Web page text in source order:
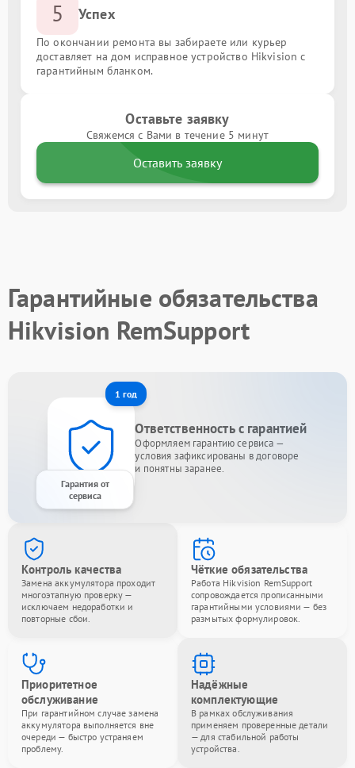
5 Успех
По окончании ремонта вы забираете или курьер
доставляет на дом исправное устройство Hikvision с
гарантийным бланком.
Оставьте заявку
Свяжемся с Вами в течение 5 минут
Оставить заявку
Гарантийные обязательства
Hikvision RemSupport
1 год
Гарантия от
сервиса
Ответственность с гарантией
Оформляем гарантию сервиса —
условия зафиксированы в договоре
и понятны заранее.
Контроль качества
Замена аккумулятора проходит
многоэтапную проверку —
исключаем недоработки и
повторные сбои.
Чёткие обязательства
Работа Hikvision RemSupport
сопровождается прописанными
гарантийными условиями — без
размытых формулировок.
Приоритетное
обслуживание
При гарантийном случае замена
аккумулятора выполняется вне
очереди — быстро устраняем
проблему.
Надёжные
комплектующие
В рамках обслуживания
применяем проверенные детали
— для стабильной работы
устройства.